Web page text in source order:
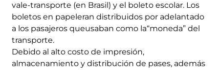
vale-transporte (en Brasil) y el boleto escolar. Los
boletos en papeleran distribuidos por adelantado
a los pasajeros queusaban como la“moneda” del
transporte.
Debido al alto costo de impresión,
almacenamiento y distribución de pases, además